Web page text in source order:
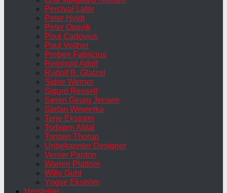
Percival Lafer
Peter Hvidt
Peter Opsvik
Poul Cadovius
Poul Volther
Preben Fabricius
Reinhold Adolf
Rudolf B. Glatzel
Sidse Werner
Sigurd Ressell
Søren Georg Jensen
Stefan Wewerka
Terje Ekstrøm
Torbjørn Afdal
Torsten Thorup
Unbekannter Designer
Verner Panton
Warren Plattner
Willy Guhl
Yngve Ekström
Hersteller